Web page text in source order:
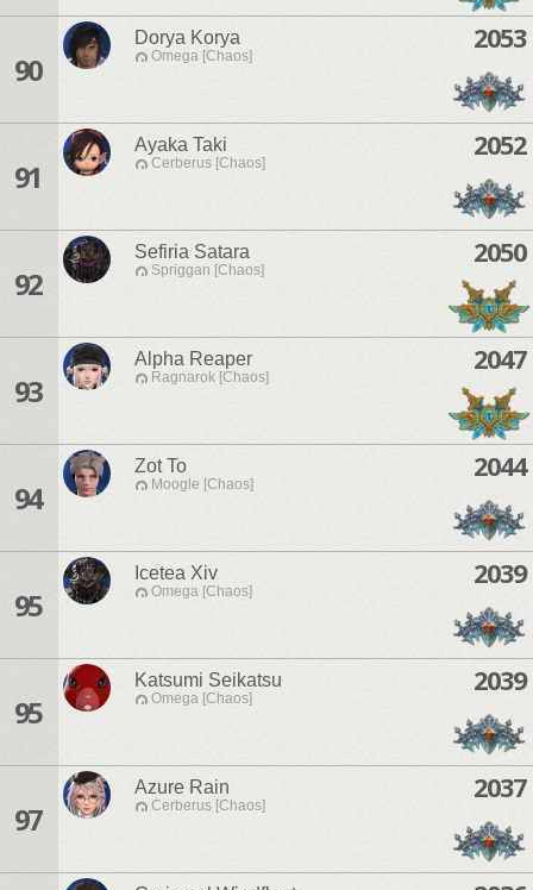
90
Dorya Korya
Omega [Chaos]
2053
91
Ayaka Taki
Cerberus [Chaos]
2052
92
Sefiria Satara
Spriggan [Chaos]
2050
93
Alpha Reaper
Ragnarok [Chaos]
2047
94
Zot To
Moogle [Chaos]
2044
95
Icetea Xiv
Omega [Chaos]
2039
95
Katsumi Seikatsu
Omega [Chaos]
2039
97
Azure Rain
Cerberus [Chaos]
2037